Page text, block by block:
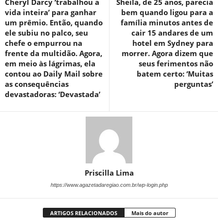
Cheryl Darcy ‘trabalhou a
vida inteira’ para ganhar
um prêmio. Então, quando
ele subiu no palco, seu
chefe o empurrou na
frente da multidão. Agora,
em meio às lágrimas, ela
contou ao Daily Mail sobre
as consequências
devastadoras: ‘Devastada’
Sheila, de 25 anos, parecia
bem quando ligou para a
família minutos antes de
cair 15 andares de um
hotel em Sydney para
morrer. Agora dizem que
seus ferimentos não
batem certo: ‘Muitas
perguntas’
Priscilla Lima
https://www.agazetadaregiao.com.br/wp-login.php
ARTIGOS RELACIONADOS Mais do autor